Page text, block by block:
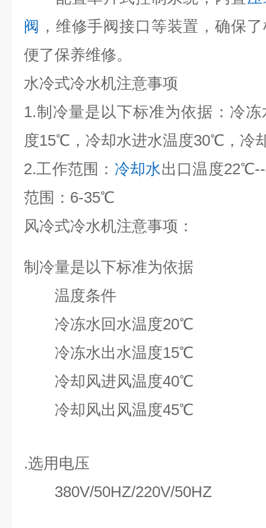
阀 ，维修手阀接口等装置，确保
便了保养维修。
水冷式冷水机注意事项
1.制冷量是以下标准为依据：冷
度15℃，冷却水进水温度30℃，冷
2.工作范围： 冷却水出口温度
范围：6-35℃
风冷式冷水机注意事项：
制冷量是以下标准为依据
温度条件
冷冻水回水温度20℃
冷冻水出水温度15℃
冷却风进风温度40℃
冷却风出风温度45℃
.选用电压
380V/50HZ/220V/50HZ